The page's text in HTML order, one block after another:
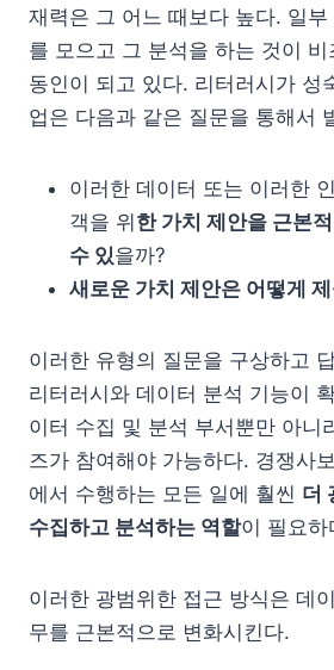
재력은 그 어느 때보다 높다. 일
를 모으고 그 분석을 하는 것이
동인이 되고 있다. 리터러시가 성
업은 다음과 같은 질문을 통해서
이러한 데이터 또는 이러한
객을 위한 가치 제안을 근본
수 있을까?
새로운 가치 제안은 어떻게
이러한 유형의 질문을 구상하고
리터러시와 데이터 분석 기능이
이터 수집 및 분석 부서뿐만 아니
즈가 참여해야 가능하다. 경쟁사
에서 수행하는 모든 일에 훨씬 더
수집하고 분석하는 역할이 필요하
이러한 광범위한 접근 방식은 데
무를 근본적으로 변화시킨다.